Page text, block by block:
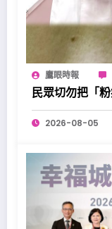
鷹眼時報
民眾切勿把「
2026-08-05